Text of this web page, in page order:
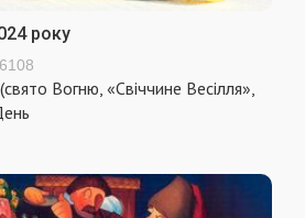
року
Вогню, «Свіччине Весілля»,